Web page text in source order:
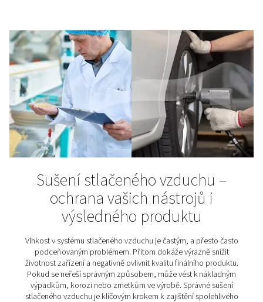
stlačeného vzduchu
Chcete se dozvědět více o jednotlivých typech
vzduchových kompresorů? Podívejte se do naší
poradny.